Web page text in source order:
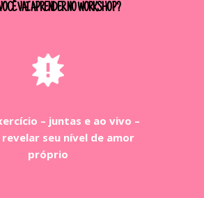
VAI APRENDER NO WORKSHOP?
– juntas e ao vivo –
revelar seu nível de amor
próprio